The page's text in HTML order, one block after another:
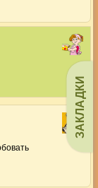
ЗАКЛАДКИ